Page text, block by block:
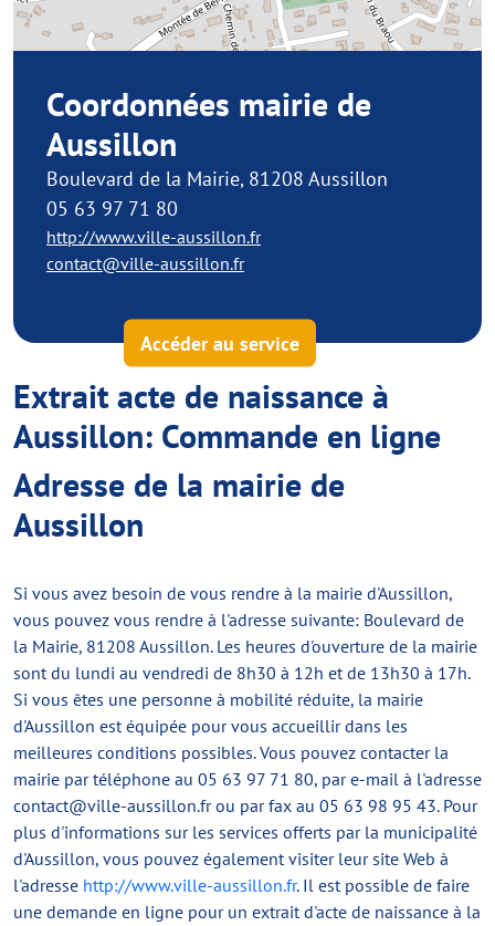
Coordonnées mairie de
Aussillon
Boulevard de la Mairie, 81208 Aussillon
05 63 97 71 80
http://www.ville-aussillon.fr
contact@ville-aussillon.fr
Accéder au service
Extrait acte de naissance à
Aussillon: Commande en ligne
Adresse de la mairie de
Aussillon
Si vous avez besoin de vous rendre à la mairie d'Aussillon,
vous pouvez vous rendre à l'adresse suivante: Boulevard de
la Mairie, 81208 Aussillon. Les heures d'ouverture de la mairie
sont du lundi au vendredi de 8h30 à 12h et de 13h30 à 17h.
Si vous êtes une personne à mobilité réduite, la mairie
d'Aussillon est équipée pour vous accueillir dans les
meilleures conditions possibles. Vous pouvez contacter la
mairie par téléphone au 05 63 97 71 80, par e-mail à l'adresse
contact@ville-aussillon.frou par fax au 05 63 98 95 43. Pour
plus d'informations sur les services offerts par la municipalité
d'Aussillon, vous pouvez également visiter leur site Web à
l'adresse http://www.ville-aussillon.fr. Il est possible de faire
une demande en ligne pour un extrait d'acte de naissance à la